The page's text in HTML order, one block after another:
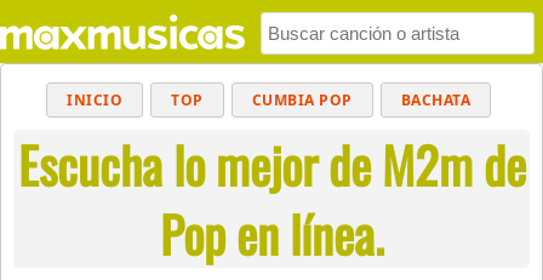
INICIO TOP CUMBIA POP BACHATA
MUSICA CRISTIANA REGGAETON
BALADAS ALTERNATIVO ELECTRÓNICA
CUMBIAS
Escucha lo mejor de M2m de
Pop en línea.